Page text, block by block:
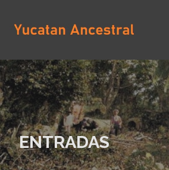
contenido
YUCATAN ANCESTRAL
ENTRADAS